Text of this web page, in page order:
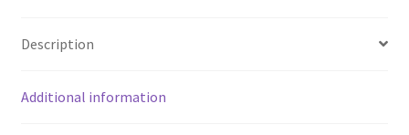
quantity
Description
Additional information